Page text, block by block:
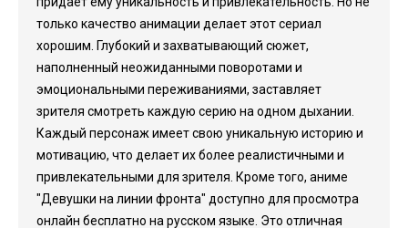
только качество анимации делает этот сериал
хорошим. Глубокий и захватывающий сюжет,
наполненный неожиданными поворотами и
эмоциональными переживаниями, заставляет
зрителя смотреть каждую серию на одном дыхании.
Каждый персонаж имеет свою уникальную историю и
мотивацию, что делает их более реалистичными и
привлекательными для зрителя. Кроме того, аниме
"Девушки на линии фронта" доступно для просмотра
онлайн бесплатно на русском языке. Это отличная